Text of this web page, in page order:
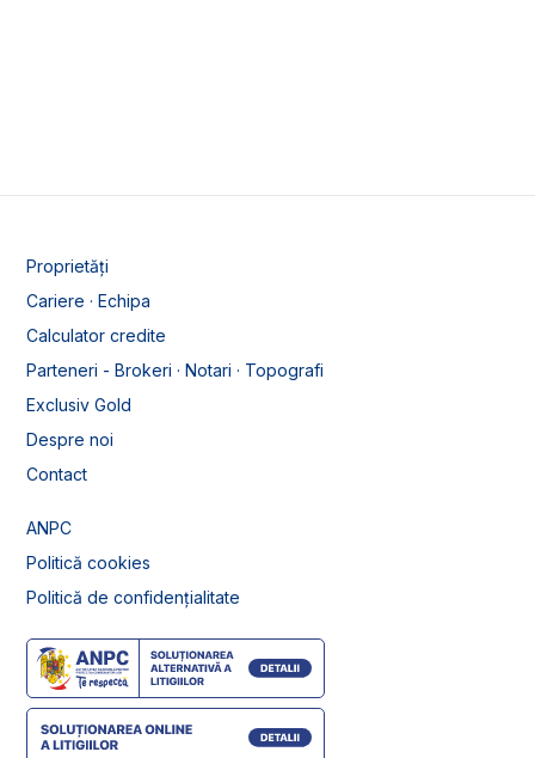
Proprietăți
Cariere · Echipa
Calculator credite
Parteneri - Brokeri · Notari · Topografi
Exclusiv Gold
Despre noi
Contact
ANPC
Politică cookies
Politică de confidențialitate